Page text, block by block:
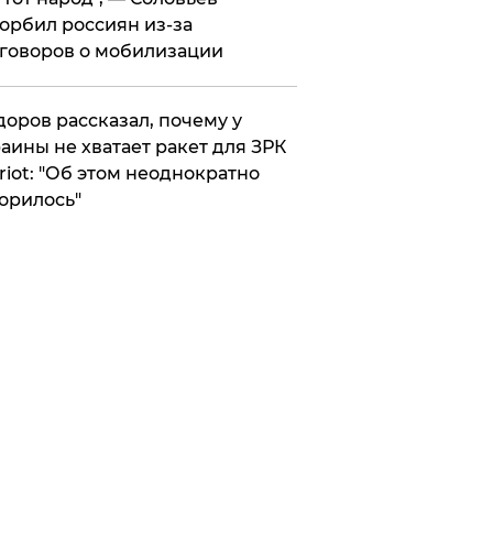
россиян из-за
о мобилизации
рассказал, почему у
не хватает ракет для ЗРК
"Об этом неоднократно